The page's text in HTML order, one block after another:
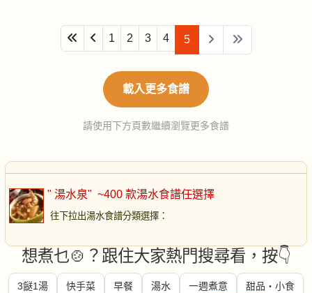
1 2 3 4 5
載入更多食譜
請使用下方頁數繼續瀏覽更多食譜
" 湯水泉" ~400 款湯水食譜任選擇
往下拉出湯水食譜分類選擇 ：
想煮乜🍲？跟住大家熱門搜尋看，按👇
3餸1湯 快手菜 早餐 湯水 一週煮意 甜品・小食